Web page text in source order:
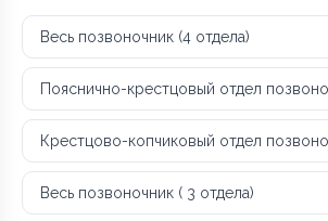
Весь позвоночник (4 отдела)
Пояснично-крестцовый отдел
Крестцово-копчиковый отдел
Весь позвоночник ( 3 отдела)